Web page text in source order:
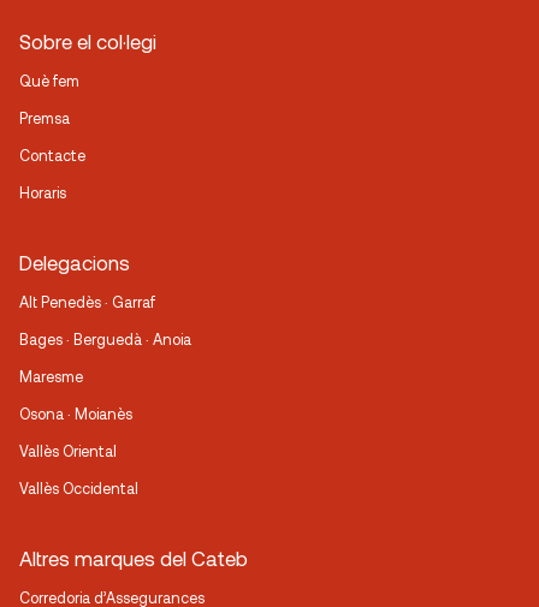
Sobre el col·legi
Què fem
Premsa
Contacte
Horaris
Delegacions
Alt Penedès · Garraf
Bages · Berguedà · Anoia
Maresme
Osona · Moianès
Vallès Oriental
Vallès Occidental
Altres marques del Cateb
Corredoria d’Assegurances